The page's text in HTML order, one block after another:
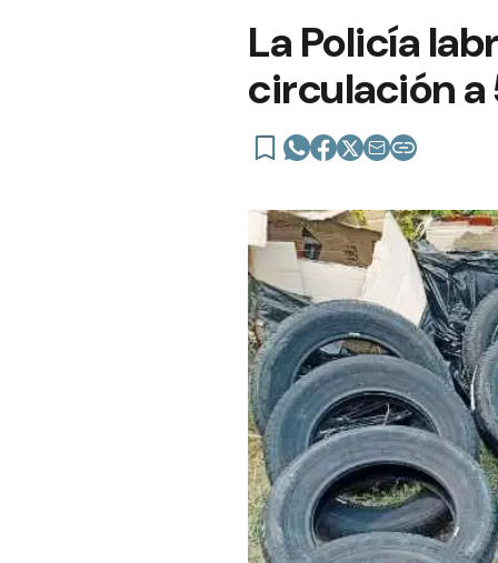
La Policía
circulación